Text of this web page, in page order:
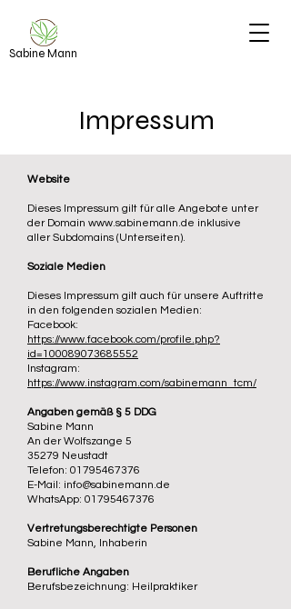
Sabine Mann
Impressum
Website
Dieses Impressum gilt für alle Angebote unter
der Domain www.sabinemann.de inklusive
aller Subdomains (Unterseiten).
Soziale Medien
Dieses Impressum gilt auch für unsere Auftritte
in den folgenden sozialen Medien:
Facebook:
https://www.facebook.com/profile.php?
id=100089073685552
Instagram:
https://www.instagram.com/sabinemann_tcm/
Angaben gemäß § 5 DDG
Sabine Mann
An der Wolfszange 5
35279 Neustadt
Telefon: 01795467376
E-Mail: info@sabinemann.de
WhatsApp: 01795467376
Vertretungsberechtigte Personen
Sabine Mann, Inhaberin
Berufliche Angaben
Berufsbezeichnung: Heilpraktiker